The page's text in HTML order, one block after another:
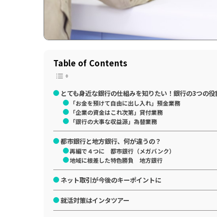
Table of Contents
とても身近な銀行の仕組みを知りたい！銀行の3つの役
「お金を預けて自由に出し入れ」預金業務
「企業の資金はこれ次第」貸付業務
「銀行の大事な収益源」為替業務
都市銀行と地方銀行、何が違うの？
再編で４つに 都市銀行（メガバンク）
地域に根差した特色勝負 地方銀行
ネット取引が今後のキーポイントに
就活対策はインタツアー